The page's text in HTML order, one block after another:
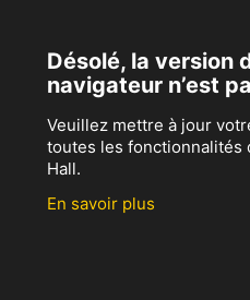
Désolé, la version
navigateur n’est
Veuillez mettre à jour
toutes les fonctionnalités
Hall.
En savoir plus